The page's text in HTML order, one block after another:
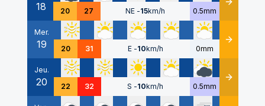
18 20 27 NE -15km/h 0.5mm Détails
Mer.
19 20 31 E -10km/h 0mm Détails
Jeu.
20 22 32 S -10km/h 0.5mm Détails